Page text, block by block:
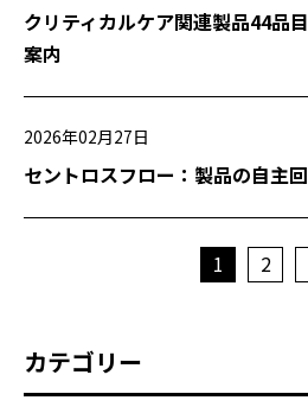
クリティカルケア関連製品44品
案内
2026年02月27日
セントロスフロー：製品の自主
1 2
カテゴリー